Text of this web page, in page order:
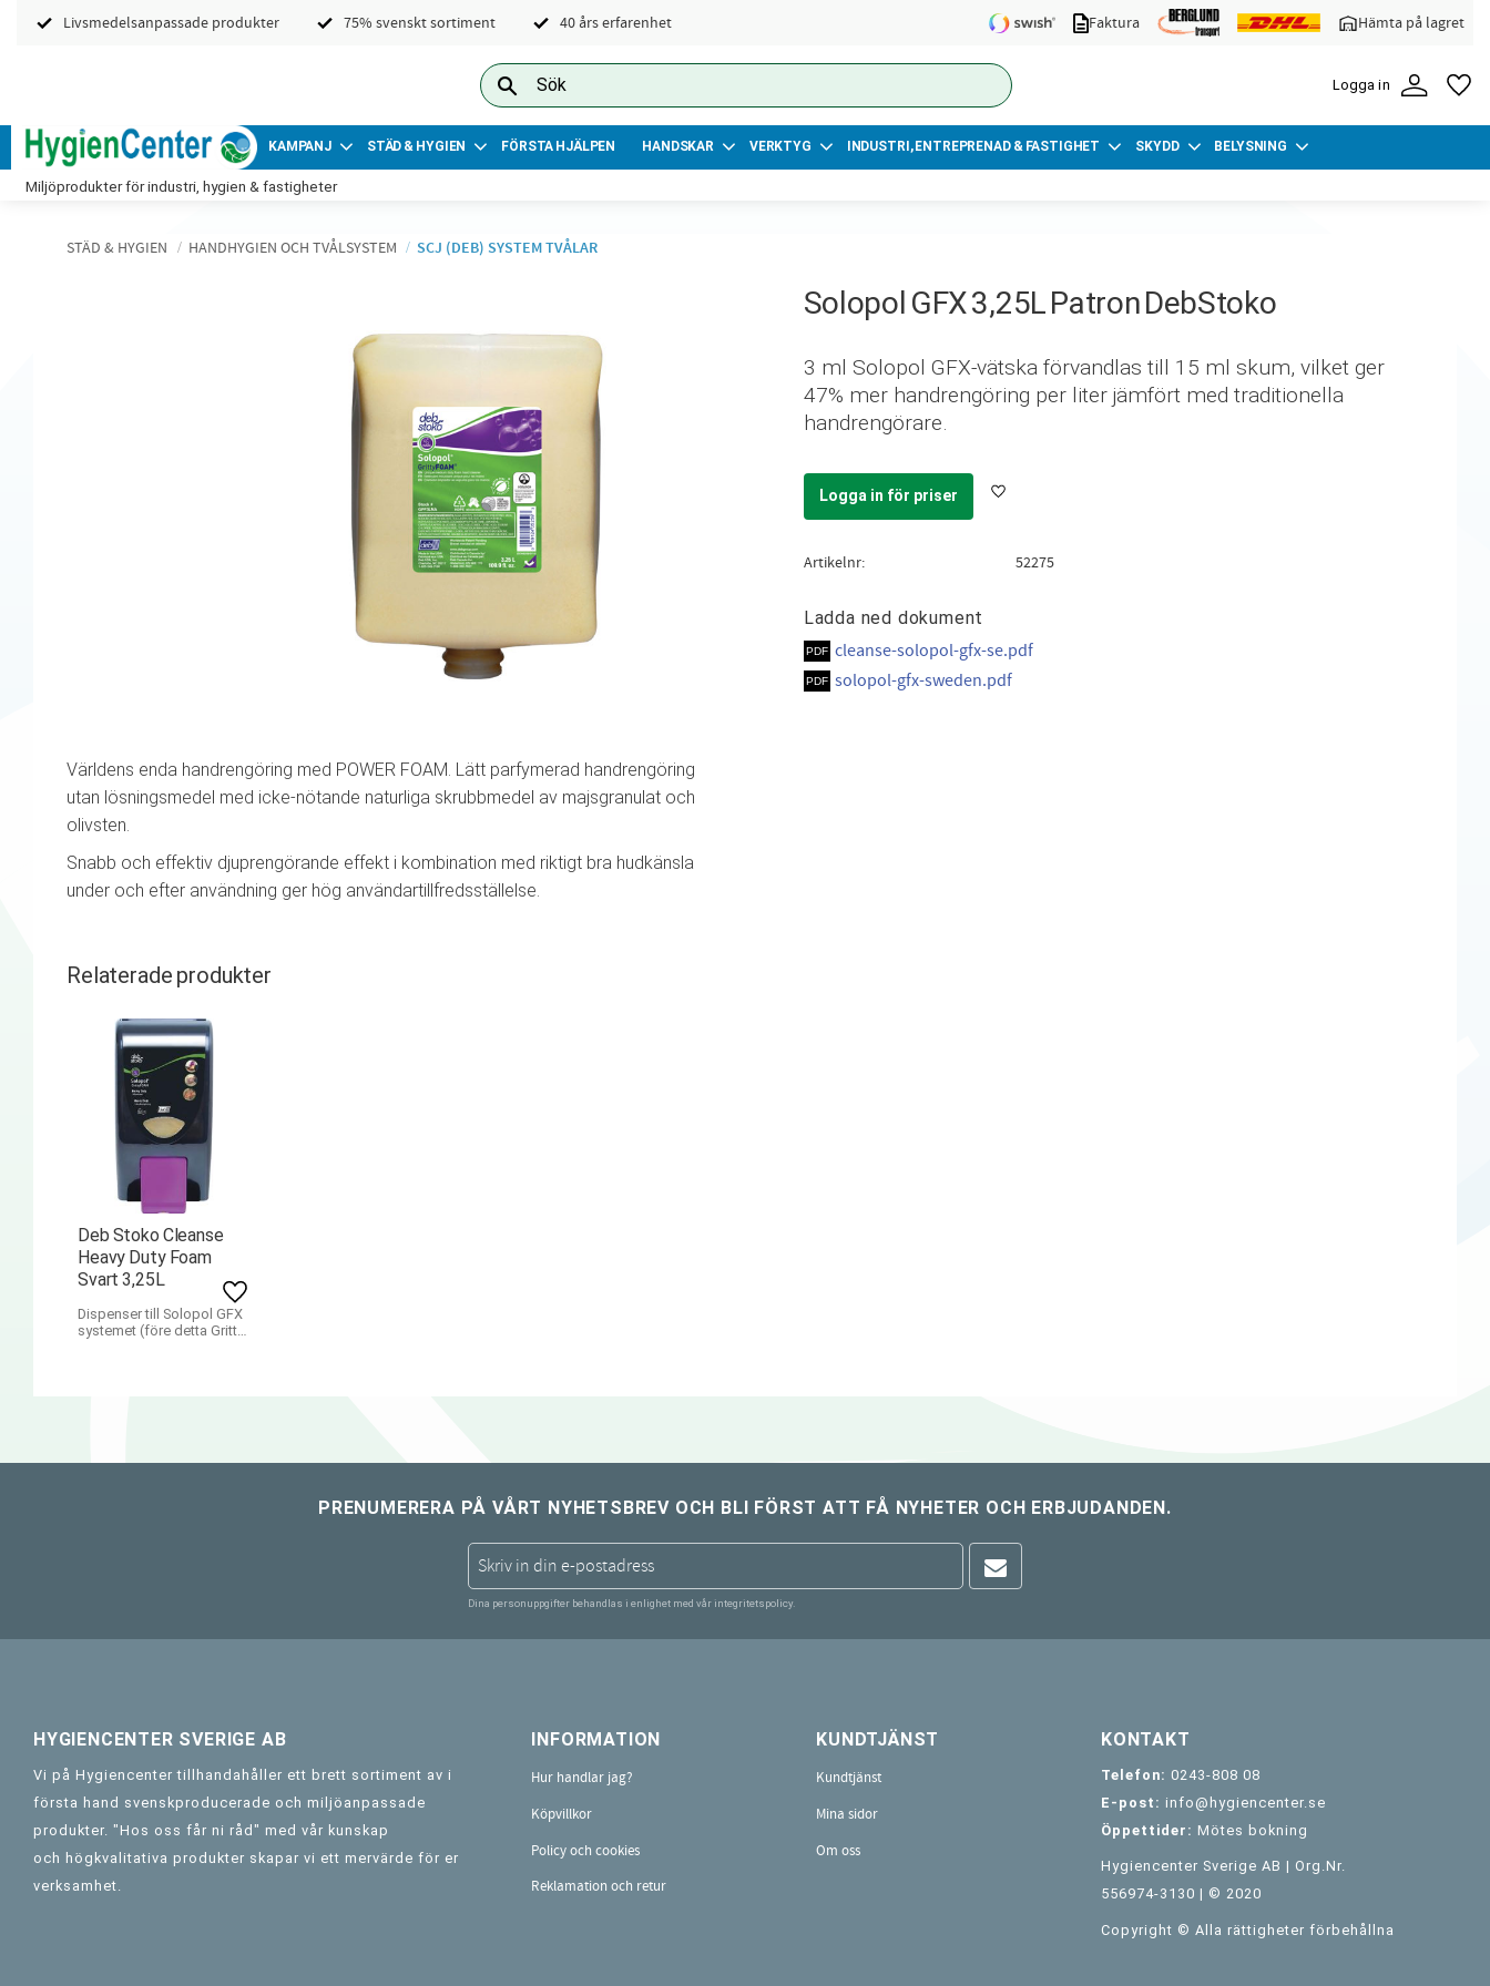
Livsmedelsanpassade produkter 75% svenskt sortiment 40 års erfarenhet Faktura Hämta på lagret
Logga in
KAMPANJ STÄD & HYGIEN FÖRSTA HJÄLPEN HANDSKAR VERKTYG INDUSTRI, ENTREPRENAD & FASTIGHET SKYDD BELYSNING
Miljöprodukter för industri, hygien & fastigheter
STÄD & HYGIEN HANDHYGIEN OCH TVÅLSYSTEM SCJ (DEB) SYSTEM TVÅLAR
Solopol GFX 3,25L Patron DebStoko
3 ml Solopol GFX-vätska förvandlas till 15 ml skum, vilket ger
47% mer handrengöring per liter jämfört med traditionella
handrengörare.
Logga in för priser Lägg till i favoriter
Artikelnr 52275
Ladda ned dokument
cleanse-solopol-gfx-se.pdf
solopol-gfx-sweden.pdf
Världens enda handrengöring med POWER FOAM. Lätt parfymerad handrengöring
utan lösningsmedel med icke-nötande naturliga skrubbmedel av majsgranulat och
olivsten.
Snabb och effektiv djuprengörande effekt i kombination med riktigt bra hudkänsla
under och efter användning ger hög användartillfredsställelse.
Relaterade produkter
Deb Stoko Cleanse
Heavy Duty Foam
Svart 3,25L
Dispenser till Solopol GFX
systemet (före detta Gritty
Lägg till i favoriter
PRENUMERERA PÅ VÅRT NYHETSBREV OCH BLI FÖRST ATT FÅ NYHETER OCH ERBJUDANDEN.
Dina personuppgifter behandlas i enlighet med vår integritetspolicy.
HYGIENCENTER SVERIGE AB
Vi på Hygiencenter tillhandahåller ett brett sortiment av i
första hand svenskproducerade och miljöanpassade
produkter. "Hos oss får ni råd" med vår kunskap
och högkvalitativa produkter skapar vi ett mervärde för er
verksamhet.
INFORMATION
Hur handlar jag?
Köpvillkor
Policy och cookies
Reklamation och retur
KUNDTJÄNST
Kundtjänst
Mina sidor
Om oss
KONTAKT
Telefon: 0243-808 08
E-post: info@hygiencenter.se
Öppettider: Mötes bokning
Hygiencenter Sverige AB | Org.Nr.
556974-3130 | © 2020
Copyright © Alla rättigheter förbehållna